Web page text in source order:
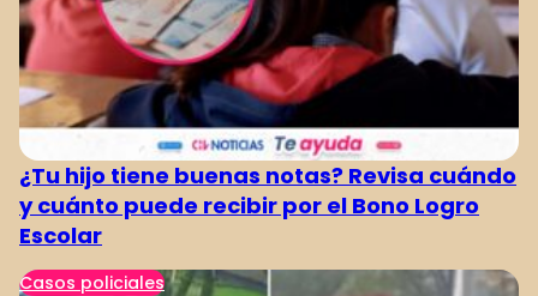
¿Tu hijo tiene buenas notas? Revisa cuándo
y cuánto puede recibir por el Bono Logro
Escolar
Casos policiales